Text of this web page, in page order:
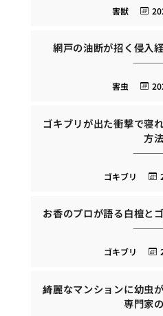
害獣
網戸の油断が招く侵入
害虫
ゴキブリが出た衝撃で寝
方法
ゴキブリ
お香のプロが語る白檀と
ゴキブリ
綺麗なマンションに幼虫
専門家